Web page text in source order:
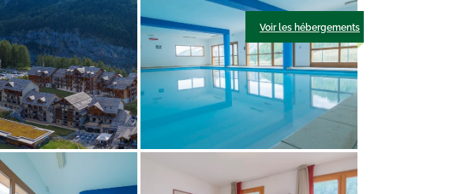
Voir les hébergements